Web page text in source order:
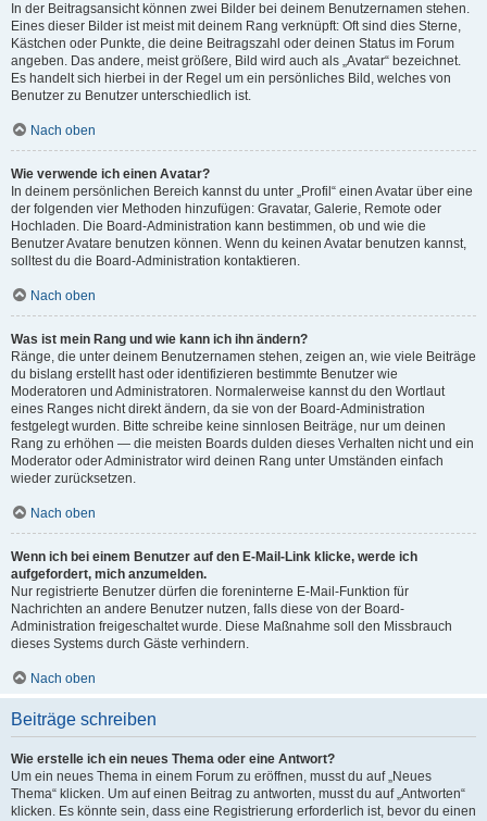
In der Beitragsansicht können zwei Bilder bei deinem Benutzernamen stehen.
Eines dieser Bilder ist meist mit deinem Rang verknüpft: Oft sind dies Sterne,
Kästchen oder Punkte, die deine Beitragszahl oder deinen Status im Forum
angeben. Das andere, meist größere, Bild wird auch als „Avatar“ bezeichnet.
Es handelt sich hierbei in der Regel um ein persönliches Bild, welches von
Benutzer zu Benutzer unterschiedlich ist.
Nach oben
Wie verwende ich einen Avatar?
In deinem persönlichen Bereich kannst du unter „Profil“ einen Avatar über eine
der folgenden vier Methoden hinzufügen: Gravatar, Galerie, Remote oder
Hochladen. Die Board-Administration kann bestimmen, ob und wie die
Benutzer Avatare benutzen können. Wenn du keinen Avatar benutzen kannst,
solltest du die Board-Administration kontaktieren.
Nach oben
Was ist mein Rang und wie kann ich ihn ändern?
Ränge, die unter deinem Benutzernamen stehen, zeigen an, wie viele Beiträge
du bislang erstellt hast oder identifizieren bestimmte Benutzer wie
Moderatoren und Administratoren. Normalerweise kannst du den Wortlaut
eines Ranges nicht direkt ändern, da sie von der Board-Administration
festgelegt wurden. Bitte schreibe keine sinnlosen Beiträge, nur um deinen
Rang zu erhöhen — die meisten Boards dulden dieses Verhalten nicht und ein
Moderator oder Administrator wird deinen Rang unter Umständen einfach
wieder zurücksetzen.
Nach oben
Wenn ich bei einem Benutzer auf den E-Mail-Link klicke, werde ich
aufgefordert, mich anzumelden.
Nur registrierte Benutzer dürfen die foreninterne E-Mail-Funktion für
Nachrichten an andere Benutzer nutzen, falls diese von der Board-
Administration freigeschaltet wurde. Diese Maßnahme soll den Missbrauch
dieses Systems durch Gäste verhindern.
Nach oben
Beiträge schreiben
Wie erstelle ich ein neues Thema oder eine Antwort?
Um ein neues Thema in einem Forum zu eröffnen, musst du auf „Neues
Thema“ klicken. Um auf einen Beitrag zu antworten, musst du auf „Antworten“
klicken. Es könnte sein, dass eine Registrierung erforderlich ist, bevor du einen